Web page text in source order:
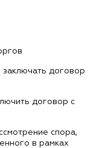
заключать договор
договор с
спора,
в рамках